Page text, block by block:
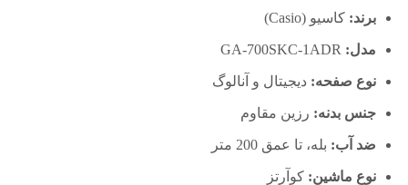
برند: کاسیو (Casio)
مدل:
نوع صفحه: دیجیتال و آنالوگ
جنس بدنه: رزین مقاوم
ضد آب: بله، تا عمق 200 متر
نوع ماشین: کوآرتز